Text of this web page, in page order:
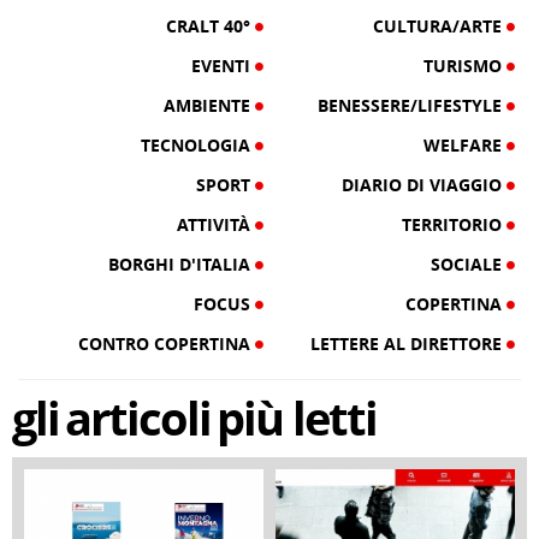
CRALT 40°
CULTURA/ARTE
EVENTI
TURISMO
AMBIENTE
BENESSERE/LIFESTYLE
TECNOLOGIA
WELFARE
SPORT
DIARIO DI VIAGGIO
ATTIVITÀ
TERRITORIO
BORGHI D'ITALIA
SOCIALE
FOCUS
COPERTINA
CONTRO COPERTINA
LETTERE AL DIRETTORE
gliarticolipiù letti